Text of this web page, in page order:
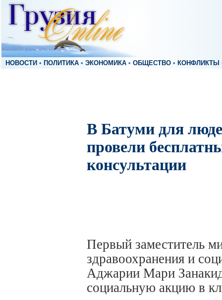
НОВОСТИ • ПОЛИТИКА • ЭКОНОМИКА • ОБЩЕСТВО • КОНФЛИКТЫ
В Батуми для
провели
консультации
Первый заместитель
здравоохранения и
Аджарии Мари
социальную акцию в